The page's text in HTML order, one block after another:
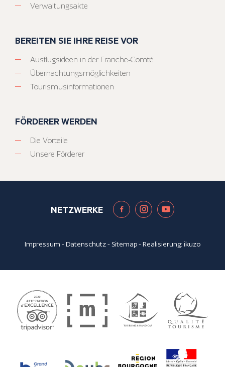
Verwaltungsakte
BEREITEN SIE IHRE REISE VOR
Ausflugsideen in der Franche-Comté
Übernachtungsmöglichkeiten
Tourismusinformationen
FÖRDERER WERDEN
Die Vorteile
Unsere Förderer
NETZWERKE
Impressum -Datenschutz- Sitemap- Realisierung:ikuzo